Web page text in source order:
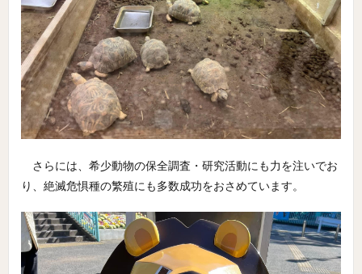
さらには、希少動物の保全調査・研究活動にも力を注いでお
り、絶滅危惧種の繁殖にも多数成功をおさめています。